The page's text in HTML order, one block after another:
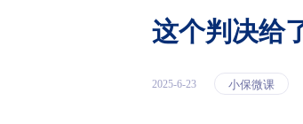
这个判决给
2025-6-23 小保微课